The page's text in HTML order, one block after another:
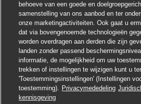
Solliciteren
behoeve van een goede en
samenstelling van ons aanbod en ter
onze marketingactiviteiten. Ook gaat u
dat via bovengenoemde technologieën
worden overdragen aan derden die zijn
landen zonder passend
informatie, de mogelijkheid om uw
trekken of instellingen te wijzigen kunt u
'Toestemmingsinstellingen' (Instellingen
toestemming). Privacymededeling
kennisgeving